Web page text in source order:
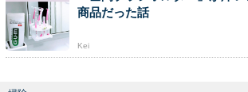
商品だった話
Kei